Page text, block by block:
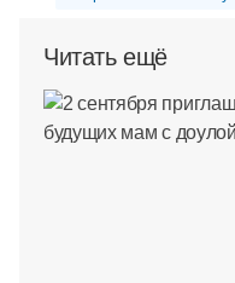
Читать ещё